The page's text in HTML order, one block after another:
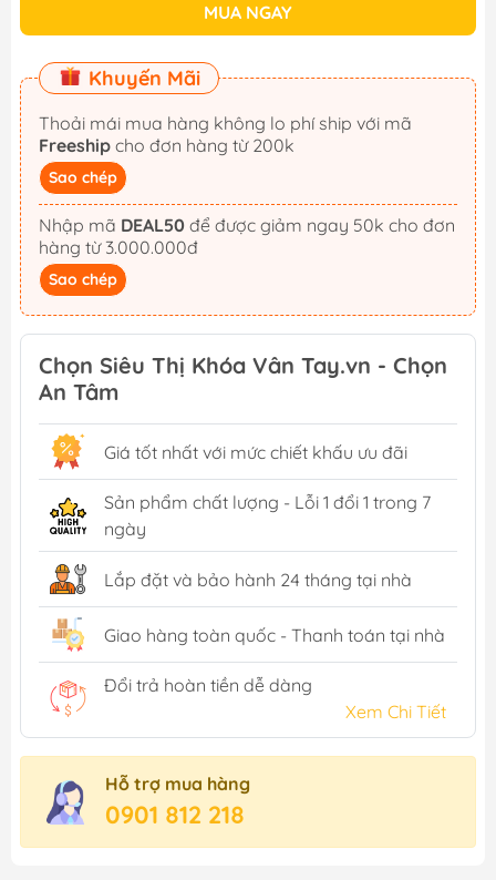
MUA NGAY
Khuyến Mãi
Thoải mái mua hàng không lo phí ship với mã
Freeship cho đơn hàng từ 200k
Sao chép
Nhập mã DEAL50
hàng từ 3.000.000đ
Sao chép
Chọn Siêu Thị Khóa Vân Tay.vn - Chọn
An Tâm
Giá tốt nhất với mức chiết khấu ưu đãi
Sản phẩm chất lượng - Lỗi 1 đổi 1 trong 7
ngày
Lắp đặt và bảo hành 24 tháng tại nhà
Giao hàng toàn quốc - Thanh toán tại nhà
Đổi trả hoàn tiền dễ dàng
Xem Chi Tiết
Hỗ trợ mua hàng
0901 812 218